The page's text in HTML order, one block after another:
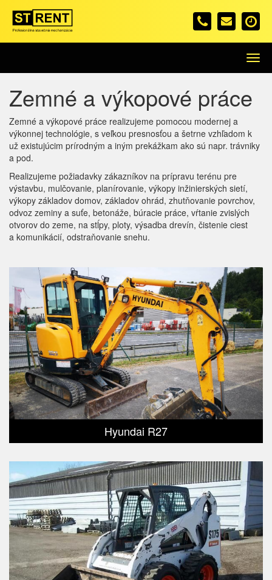
Zemné a výkopové práce
Zemné a výkopové práce realizujeme pomocou modernej a
výkonnej technológie, s veľkou presnosťou a šetrne vzhľadom k
už existujúcim prírodným a iným prekážkam ako sú napr. trávniky
a pod.
Realizujeme požiadavky zákazníkov na prípravu terénu pre
výstavbu, mulčovanie, planírovanie, výkopy inžinierských sietí,
výkopy základov domov, základov ohrád, zhutňovanie povrchov,
odvoz zeminy a suťe, betonáže, búracie práce, vŕtanie zvislých
otvorov do zeme, na stĺpy, ploty, výsadba drevín, čistenie ciest
a komunikácií, odstraňovanie snehu.
Hyundai R27